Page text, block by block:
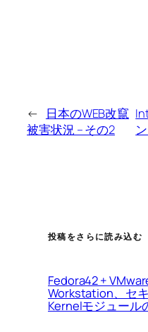
←
日本のWEB改竄
被害状況 – その2
投稿をさらに読み込む
Fedora42 +
Workstation、セ
Kernelモジュール